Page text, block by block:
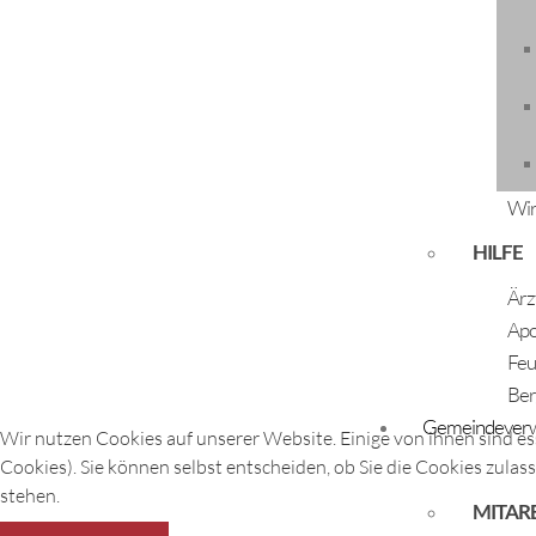
HILFE
Wir nutzen Cookies auf unserer Website. Einige von ihnen sind
Cookies). Sie können selbst entscheiden, ob Sie die Cookies
stehen.